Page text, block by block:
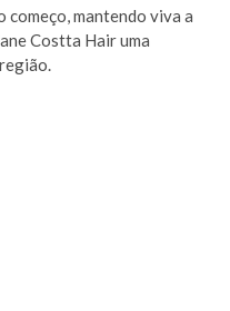
começo, mantendo viva a
Costta Hair uma